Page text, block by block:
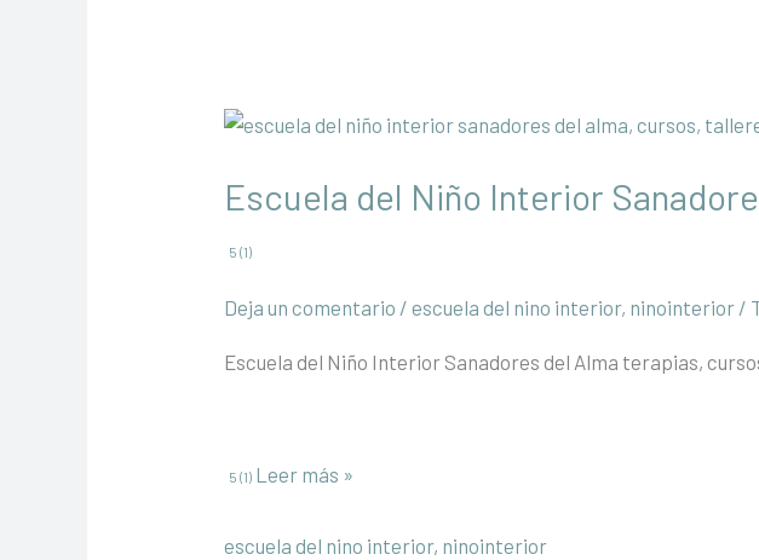
Escuela del Niño Interior
5 (1)
Deja un comentario /escuela del nino interior, ninointerior /
Escuela del Niño Interior Sanadores del Alma terapias,
del
Interior
5 (1) Leer más »
escuela del nino interior, ninointerior